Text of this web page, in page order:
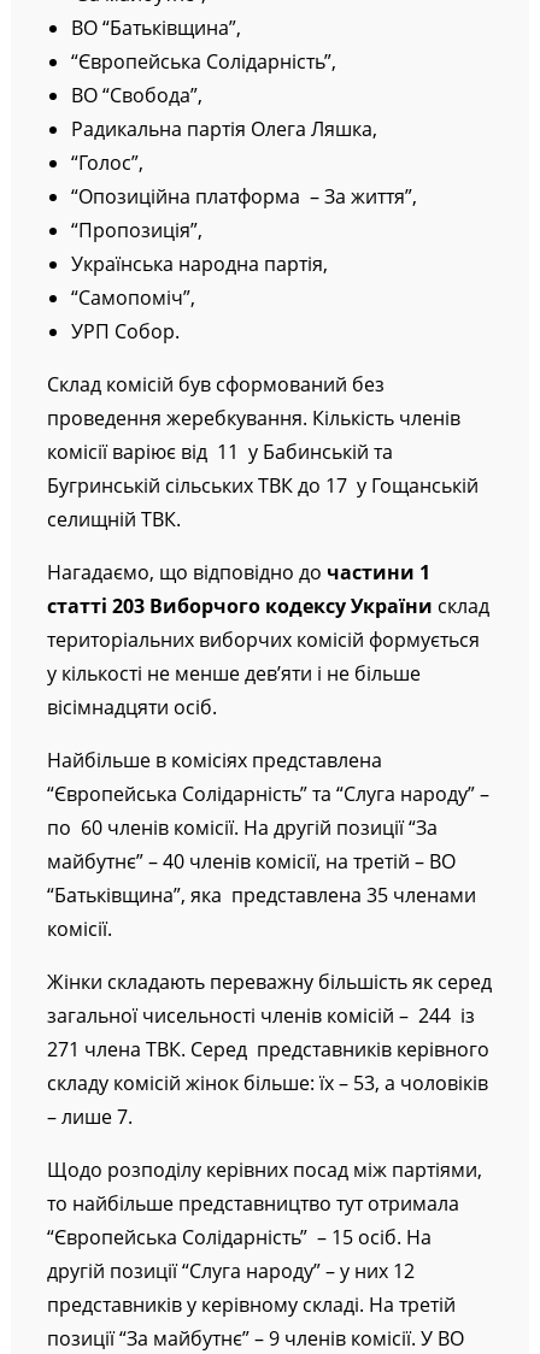
“За майбутнє”,
ВО “Батьківщина”,
“Європейська Солідарність”,
ВО “Свобода”,
Радикальна партія Олега Ляшка,
“Голос”,
“Опозиційна платформа – За життя”,
“Пропозиція”,
Українська народна партія,
“Самопоміч”,
Склад комісій був сформований без
проведення жеребкування. Кількість членів
комісії варіює від 11 у Бабинській та
Бугринській сільських ТВК до 17 у Гощанській
Нагадаємо, що відповідно до
частини 1
статті 203 Виборчого кодексу України
територіальних виборчих комісій формується
у кількості не менше дев’яти і не більше
Найбільше в комісіях представлена
“Європейська Солідарність” та “Слуга народу” –
по 60 членів комісії. На другій позиції “За
майбутнє” – 40 членів комісії, на третій – ВО
“Батьківщина”, яка представлена 35 членами
Жінки складають переважну більшість як серед
загальної чисельності членів комісій – 244 із
271 члена ТВК. Серед представників керівного
складу комісій жінок більше: їх – 53, а чоловіків
Щодо розподілу керівних посад між партіями,
то найбільше представництво тут отримала
“Європейська Солідарність” – 15 осіб. На
другій позиції “Слуга народу” – у них 12
представників у керівному складі. На третій